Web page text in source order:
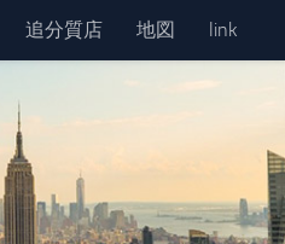
追分質店 地図 link